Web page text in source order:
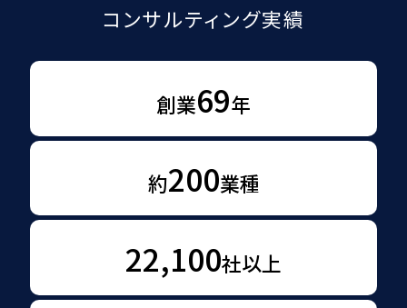
コンサルティング実績
創業69年
約200業種
22,100社以上